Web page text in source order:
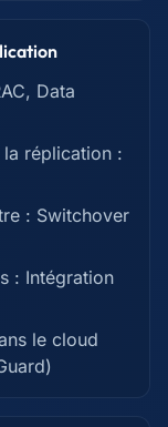
Data
réplication :
: Switchover
: Intégration
le cloud